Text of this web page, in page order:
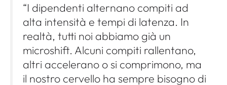
“I dipendenti alternano compiti ad
alta intensità e tempi di latenza. In
realtà, tutti noi abbiamo già un
microshift. Alcuni compiti rallentano,
altri accelerano o si comprimono, ma
il nostro cervello ha sempre bisogno di